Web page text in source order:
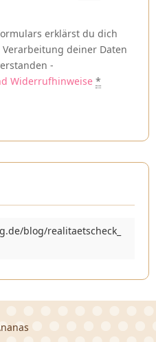
erklärst du dich
deiner Daten
-
Widerrufhinweise *
blog/realitaetscheck_